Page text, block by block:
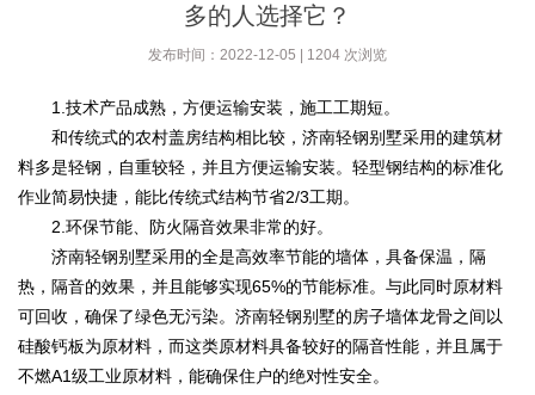
多的人选择它？
发布时间：2022-12-05 | 1204 次浏览
1.技术产品成熟，方便运输安装，施工工期短。
和传统式的农村盖房结构相比较，济南轻钢别墅采用的建筑材
料多是轻钢，自重较轻，并且方便运输安装。轻型钢结构的标准化
作业简易快捷，能比传统式结构节省2/3工期。
2.环保节能、防火隔音效果非常的好。
济南轻钢别墅采用的全是高效率节能的墙体，具备保温，隔
热，隔音的效果，并且能够实现65%的节能标准。与此同时原材料
可回收，确保了绿色无污染。济南轻钢别墅的房子墙体龙骨之间以
硅酸钙板为原材料，而这类原材料具备较好的隔音性能，并且属于
不燃A1级工业原材料，能确保住户的绝对性安全。